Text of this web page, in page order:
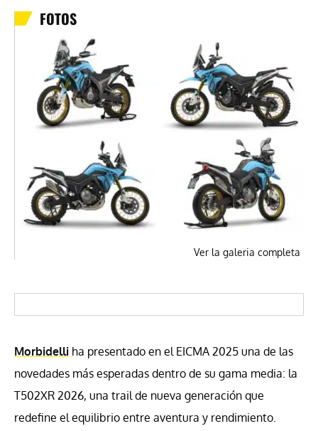
FOTOS
Ver la galeria completa
Morbidelli ha presentado en el EICMA 2025 una de las
novedades más esperadas dentro de su gama media: la
T502XR 2026, una trail de nueva generación que
redefine el equilibrio entre aventura y rendimiento.